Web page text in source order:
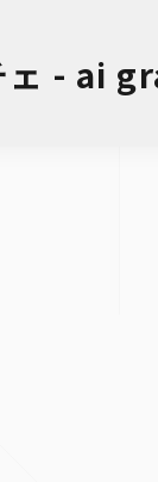
ェ - ai